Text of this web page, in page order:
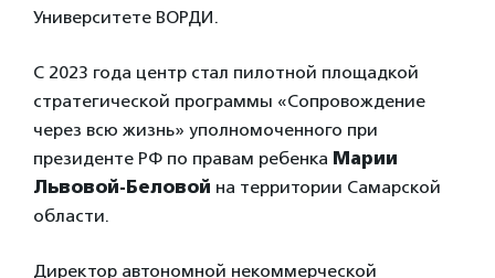
Университете ВОРДИ.
С 2023 года центр стал пилотной площадкой
стратегической программы «Сопровождение
через всю жизнь» уполномоченного при
президенте РФ по правам ребенка Марии
Львовой-Беловой на территории Самарской
области.
Директор автономной некоммерческой